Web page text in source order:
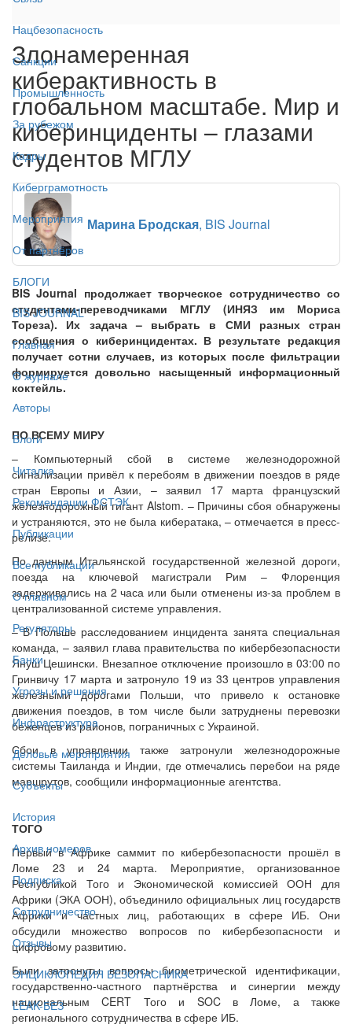
Нацбезопасность
Санкции
Промышленность
За рубежом
Кадры
Киберграмотность
Мероприятия
От партнёров
БЛОГИ
BIS JOURNAL
Главная
О журнале
Авторы
Блоги
Читалка
Рекомендации ФСТЭК
Публикации
Все публикации
О главном
Регуляторы
Банки
Угрозы и решения
Инфраструктура
Деловые мероприятия
Субъекты
История
Архив номеров
Подписка
Сотрудничество
Отзывы
ЭНЦИКЛОПЕДИЯ БЕЗОПАСНИКА
LEAK-БЕЗ
Злонамеренная
киберактивность в
глобальном масштабе. Мир и
киберинциденты – глазами
студентов МГЛУ
Марина Бродская, BIS Journal
BIS Journal продолжает творческое сотрудничество со
студентами-переводчиками МГЛУ (ИНЯЗ им Мориса
Тореза). Их задача – выбрать в СМИ разных стран
сообщения о киберинцидентах. В результате редакция
получает сотни случаев, из которых после фильтрации
формируется довольно насыщенный информационный
коктейль.
ПО ВСЕМУ МИРУ
– Компьютерный сбой в системе железнодорожной
сигнализации привёл к перебоям в движении поездов в ряде
стран Европы и Азии, – заявил 17 марта французский
железнодорожный гигант Alstom. – Причины сбоя обнаружены
и устраняются, это не была кибератака, – отмечается в пресс-
релизе.
По данным Итальянской государственной железной дороги,
поезда на ключевой магистрали Рим – Флоренция
задерживались на 2 часа или были отменены из-за проблем в
централизованной системе управления.
– В Польше расследованием инцидента занята специальная
команда, – заявил глава правительства по кибербезопасности
Януш Цешински. Внезапное отключение произошло в 03:00 по
Гринвичу 17 марта и затронуло 19 из 33 центров управления
железными дорогами Польши, что привело к остановке
движения поездов, в том числе были затруднены перевозки
беженцев из районов, пограничных с Украиной.
Сбои в управлении также затронули железнодорожные
системы Таиланда и Индии, где отмечались перебои на ряде
маршрутов, сообщили информационные агентства.
ТОГО
Первый в Африке саммит по кибербезопасности прошёл в
Ломе 23 и 24 марта. Мероприятие, организованное
Республикой Того и Экономической комиссией ООН для
Африки (ЭКА ООН), объединило официальных лиц государств
Африки и частных лиц, работающих в сфере ИБ. Они
обсудили множество вопросов по кибербезопасности и
цифровому развитию.
Были затронуты вопросы биометрической идентификации,
государственно-частного партнёрства и синергии между
национальным CERT Того и SOC в Ломе, а также
регионального сотрудничества в сфере ИБ.